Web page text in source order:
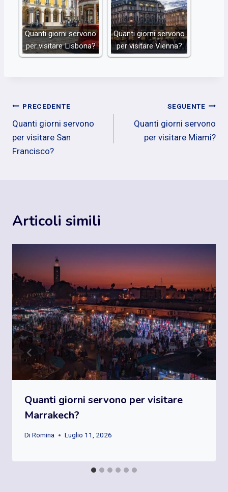
Quanti giorni servono
per visitare Lisbona?
Quanti giorni servono
per visitare Vienna?
Navigazione
articoli
PRECEDENTE
Quanti giorni servono
per visitare San
Francisco?
SEGUENTE
Quanti giorni servono
per visitare Miami?
Articoli simili
Quanti giorni servono per visitare
Marrakech?
DiRomina Luglio 11, 2026